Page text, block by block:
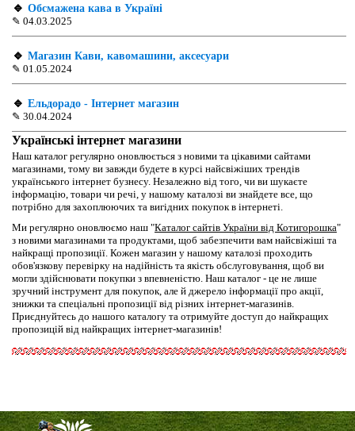
🔹 Обсмажена кава в Україні
✎ 04.03.2025
🔹 Магазин Кави, кавомашини, аксесуари
✎ 01.05.2024
🔹 Ельдорадо - Інтернет магазин
✎ 30.04.2024
Українські інтернет магазини
Наш каталог регулярно оновлюється з новими та цікавими сайтами
магазинами, тому ви завжди будете в курсі найсвіжіших трендів
українського інтернет бузнесу. Незалежно від того, чи ви шукаєте
інформацію, товари чи речі, у нашому каталозі ви знайдете все, що
потрібно для захоплюючих та вигідних покупок в інтернеті.
Ми регулярно оновлюємо наш "Каталог сайтів України від Котигорошка"
з новими магазинами та продуктами, щоб забезпечити вам найсвіжіші та
найкращі пропозиції. Кожен магазин у нашому каталозі проходить
обов'язкову перевірку на надійність та якість обслуговування, щоб ви
могли здійснювати покупки з впевненістю. Наш каталог - це не лише
зручний інструмент для покупок, але й джерело інформації про акції,
знижки та спеціальні пропозиції від різних інтернет-магазинів.
Приєднуйтесь до нашого каталогу та отримуйте доступ до найкращих
пропозицій від найкращих інтернет-магазинів!